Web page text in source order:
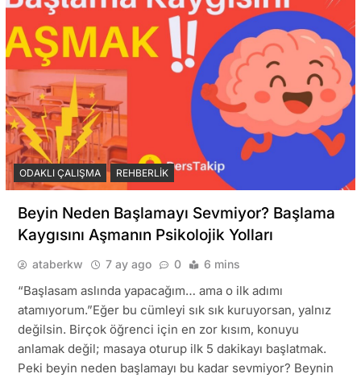
ODAKLI ÇALIŞMA REHBERLIK
Beyin Neden Başlamayı Sevmiyor? Başlama
Kaygısını Aşmanın Psikolojik Yolları
ataberkw 7 ay ago 0 6 mins
“Başlasam aslında yapacağım… ama o ilk adımı
atamıyorum.”Eğer bu cümleyi sık sık kuruyorsan, yalnız
değilsin. Birçok öğrenci için en zor kısım, konuyu
anlamak değil; masaya oturup ilk 5 dakikayı başlatmak.
Peki beyin neden başlamayı bu kadar sevmiyor? Beynin